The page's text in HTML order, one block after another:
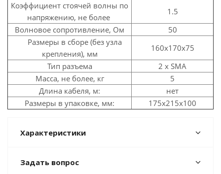
Коэффициент стоячей волны по
напряжению, не более
1.5
Волновое сопротивление, Ом
50
Размеры в сборе (без узла
крепления), мм
160x170x75
Тип разъема
2 x SMA
Масса, не более, кг
5
Длина кабеля, м:
нет
Размеры в упаковке, мм:
175x215x100
Характеристики
Задать вопрос